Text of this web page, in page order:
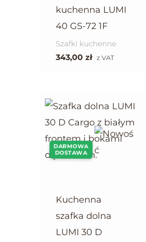
kuchenna LUMI
40 GS-72 1F
Szafki kuchenne
343,00 zł z VAT
DARMOWA
DOSTAWA
Kuchenna
szafka dolna
LUMI 30 D